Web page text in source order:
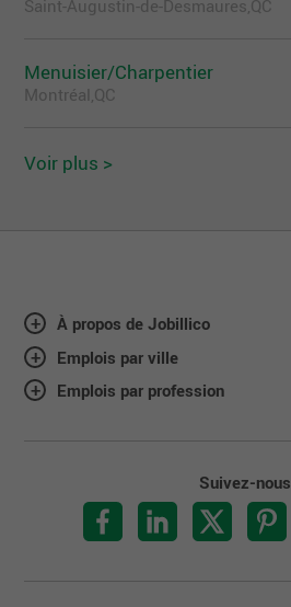
Saint-Augustin-de-Desmaures,QC
Menuisier/Charpentier
Montréal,QC
Voir plus >
À propos de Jobillico
Emplois par ville
Emplois par profession
Suivez-nous